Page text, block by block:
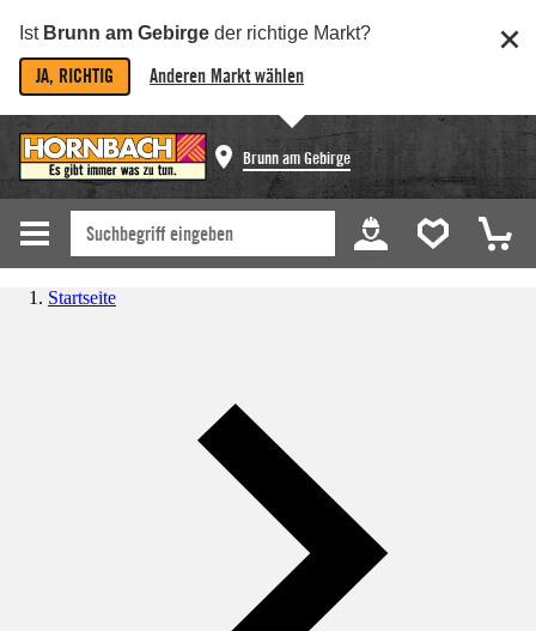
Ist Brunn am Gebirge der richtige Markt?
JA, RICHTIG Anderen Markt wählen
Brunn am Gebirge
Startseite